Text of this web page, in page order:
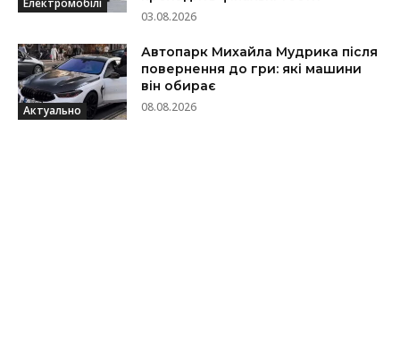
Електромобілі
03.08.2026
Актуально
Автопарк Михайла Мудрика після
повернення до гри: які машини
він обирає
08.08.2026